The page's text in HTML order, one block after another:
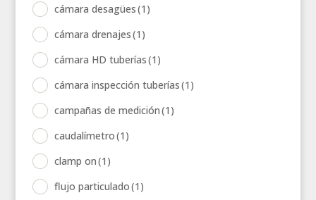
cámara desagües(1)
cámara drenajes(1)
cámara HD tuberías(1)
cámara inspección tuberías(1)
campañas de medición(1)
caudalímetro(1)
clamp on(1)
flujo particulado(1)